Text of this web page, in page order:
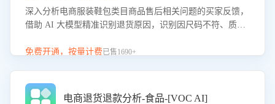
深入分析电商服装鞋包类目商品售后相关问题的买家反馈，
借助 AI 大模型精准识别退货原因，识别因尺码不符、质量
议，助力商家优化产品或服务，实现销售额的显著提升。
免费开通，按量计费已售1690+
电商退货退款分析-食品-[VOC AI]